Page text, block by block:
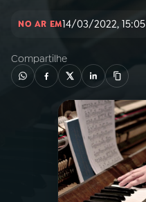
01INÍCIO
A RÁDIO
PROGRAMAÇÃO
PROGRAMAS
NO AR EM14/03/2022, 15:05
Compartilhe